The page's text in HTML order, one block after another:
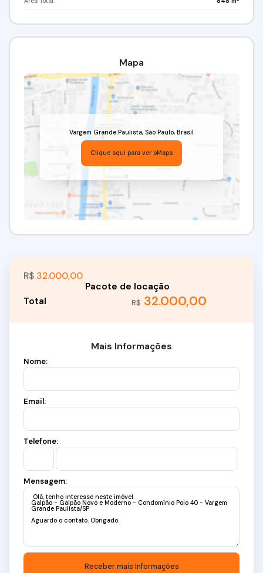
Valor de locação: R$ 32.000,00
Imobiliária Alfa Negócios.
CRECI: 34.726-J
Mapa
Vargem Grande Paulista, São Paulo, Brasil
Clique aqui para ver oMapa
R$ 32.000,00
R$ 32.000,00
Mais Informações
Nome:
Email:
Telefone:
Mensagem: